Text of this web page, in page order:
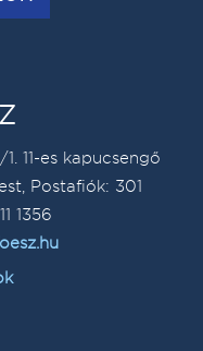
11-es kapucsengő
Postafiók: 301
1356